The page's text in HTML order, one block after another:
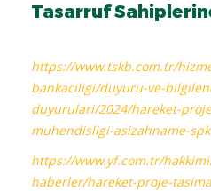
Tasarruf
https://www.tskb.com.tr/
bankaciligi/duyuru-ve-
duyurulari/2024/hareket-
muhendisligi-asizahname-
https://www.yf.com.tr/
haberler/hareket-proje-